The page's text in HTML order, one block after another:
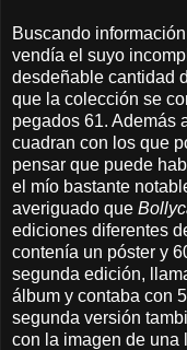
Buscando
vendía el suyo
desdeñable cantidad
que la colección se
pegados 61. Además
cuadran con los que
pensar que puede
el mío bastante
averiguado que
ediciones diferentes
contenía un póster y
segunda edición,
álbum y contaba con
segunda versión
con la imagen de una